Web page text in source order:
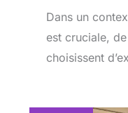
Dans un
est cruciale,
choisissent